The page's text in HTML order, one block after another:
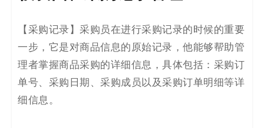
【采购记录】采购员在进行采购记录的时候的重要
一步，它是对商品信息的原始记录，他能够帮助管
理者掌握商品采购的详细信息，具体包括：采购订
单号、采购日期、采购成员以及采购订单明细等详
细信息。